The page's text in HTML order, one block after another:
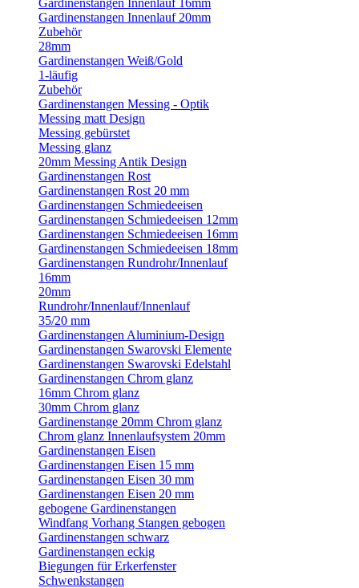
Gardinenstangen Innenlauf 16mm
Gardinenstangen Innenlauf 20mm
Zubehör
28mm
Gardinenstangen Weiß/Gold
1-läufig
Zubehör
Gardinenstangen Messing - Optik
Messing matt Design
Messing gebürstet
Messing glanz
20mm Messing Antik Design
Gardinenstangen Rost
Gardinenstangen Rost 20 mm
Gardinenstangen Schmiedeeisen
Gardinenstangen Schmiedeeisen 12mm
Gardinenstangen Schmiedeeisen 16mm
Gardinenstangen Schmiedeeisen 18mm
Gardinenstangen Rundrohr/Innenlauf
16mm
20mm
Rundrohr/Innenlauf/Innenlauf
35/20 mm
Gardinenstangen Aluminium-Design
Gardinenstangen Swarovski Elemente
Gardinenstangen Swarovski Edelstahl
Gardinenstangen Chrom glanz
16mm Chrom glanz
30mm Chrom glanz
Gardinenstange 20mm Chrom glanz
Chrom glanz Innenlaufsystem 20mm
Gardinenstangen Eisen
Gardinenstangen Eisen 15 mm
Gardinenstangen Eisen 30 mm
Gardinenstangen Eisen 20 mm
gebogene Gardinenstangen
Windfang Vorhang Stangen gebogen
Gardinenstangen schwarz
Gardinenstangen eckig
Biegungen für Erkerfenster
Schwenkstangen